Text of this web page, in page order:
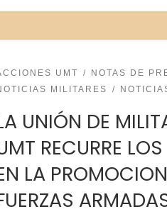
UMT
NOTAS DE
MILITARES
UNIÓN DE
RECURRE
LA